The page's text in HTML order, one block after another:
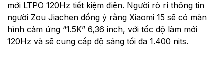
mới LTPO 120Hz tiết kiệm điện. Người rò rỉ thông tin
người Zou Jiachen đồng ý rằng Xiaomi 15 sẽ có màn
hình cảm ứng “1.5K” 6,36 inch, với tốc độ làm mới
120Hz và sẽ cung cấp độ sáng tối đa 1.400 nits.